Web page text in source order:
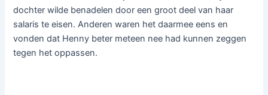
dochter wilde benadelen door een groot deel van haar
salaris te eisen. Anderen waren het daarmee eens en
vonden dat Henny beter meteen nee had kunnen zeggen
tegen het oppassen.